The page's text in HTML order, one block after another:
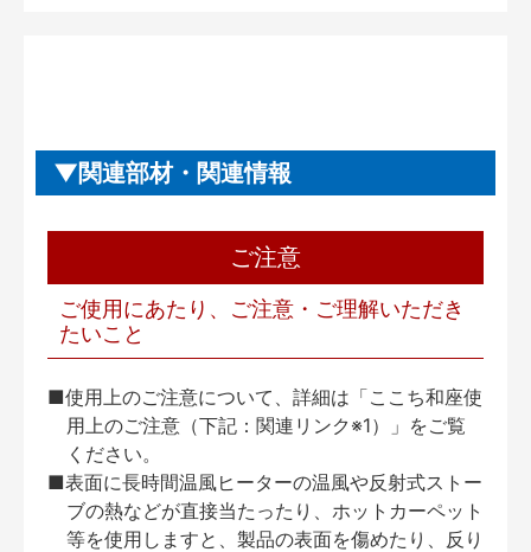
関連部材・関連情報
ご注意
ご使用にあたり、ご注意・ご理解いただき
たいこと
■使用上のご注意について、詳細は「ここち和座使
用上のご注意（下記：関連リンク※1）」をご覧
ください。
■表面に長時間温風ヒーターの温風や反射式ストー
ブの熱などが直接当たったり、ホットカーペット
等を使用しますと、製品の表面を傷めたり、反り